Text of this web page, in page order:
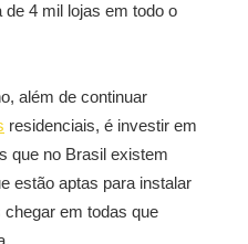
4 mil lojas em todo o
além de continuar
residenciais, é investir em
que no Brasil existem
estão aptas para instalar
em todas que